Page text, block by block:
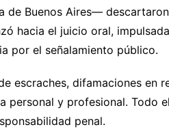
de Buenos Aires—
hacia el juicio oral,
por el señalamiento público.
escraches, difamaciones en
personal y profesional. Todo
penal.